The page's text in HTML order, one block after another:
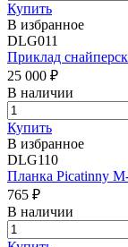
Купить
В избранное
DLG011
Приклад
25 000 ₽
В наличии
Купить
В избранное
DLG110
Планка Picatinny
765 ₽
В наличии